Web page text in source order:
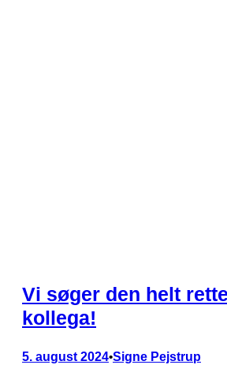
Vi søger den helt
kollega!
5. august 2024•Signe Pejstrup